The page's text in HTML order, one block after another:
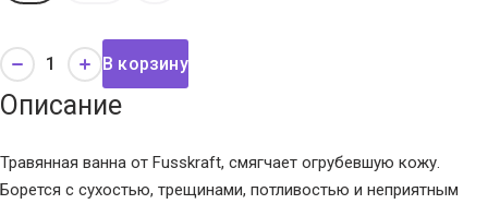
В корзину
Описание
Травянная ванна от Fusskraft, смягчает огрубевшую кожу.
Борется с сухостью, трещинами, потливостью и неприятным